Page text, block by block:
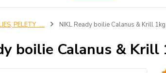
PELETY ..... NIKL Ready boilie Calanus & Krill
boilie Calanus & Krill